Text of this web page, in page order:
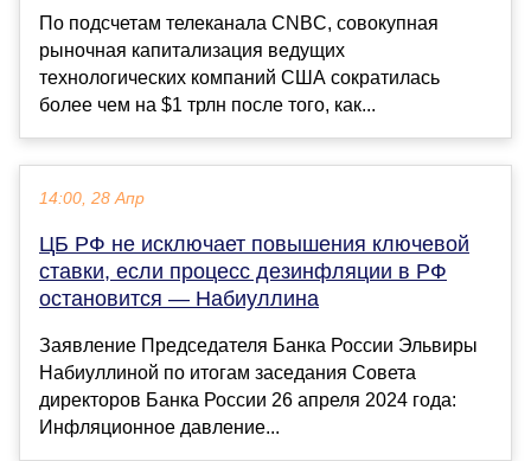
По подсчетам телеканала CNBC, совокупная
рыночная капитализация ведущих
технологических компаний США сократилась
более чем на $1 трлн после того, как...
14:00, 28 Апр
ЦБ РФ не исключает повышения ключевой
ставки, если процесс дезинфляции в РФ
остановится — Набиуллина
Заявление Председателя Банка России Эльвиры
Набиуллиной по итогам заседания Совета
директоров Банка России 26 апреля 2024 года:
Инфляционное давление...